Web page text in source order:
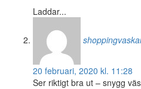
Laddar...
20 februari, 2020 kl. 11:28
Ser riktigt bra ut – snygg